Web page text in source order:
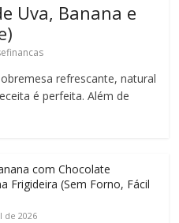
Uva, Banana e
refrescante, natural
é perfeita. Além de
com Chocolate
Frigideira (Sem Forno, Fácil
de 2026